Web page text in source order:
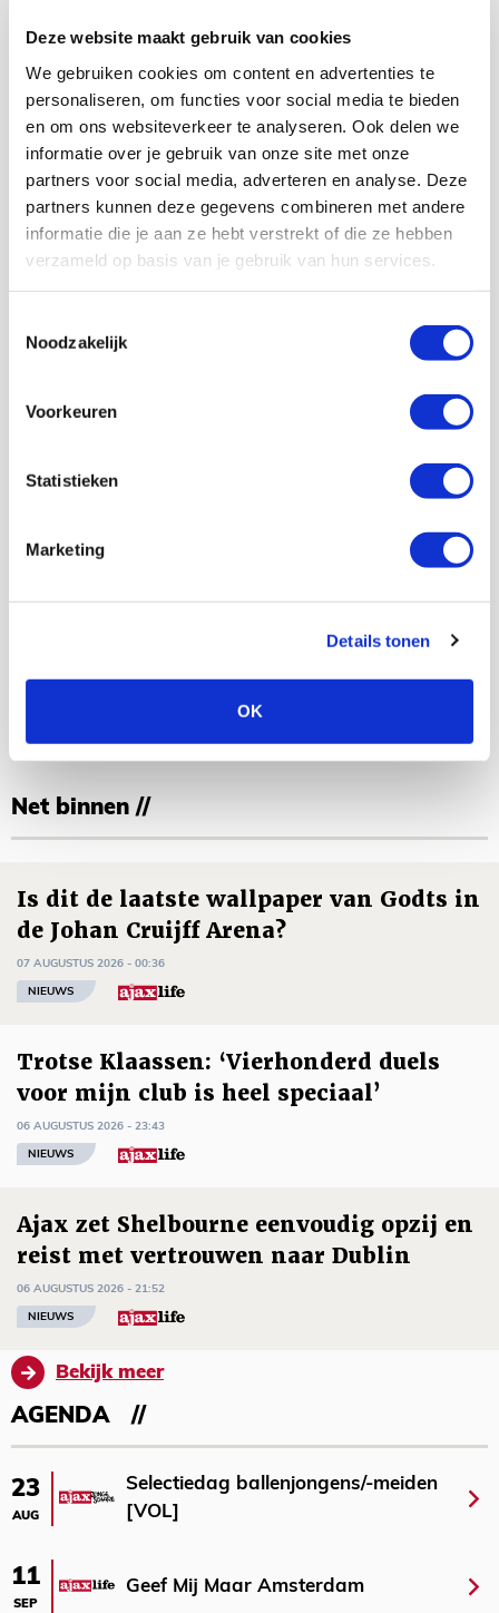
Deze website maakt gebruik van cookies
We gebruiken cookies om content en advertenties te
personaliseren, om functies voor social media te bieden
en om ons websiteverkeer te analyseren. Ook delen we
informatie over je gebruik van onze site met onze
partners voor social media, adverteren en analyse. Deze
partners kunnen deze gegevens combineren met andere
informatie die je aan ze hebt verstrekt of die ze hebben
verzameld op basis van je gebruik van hun services.
Noodzakelijk
Voorkeuren
Statistieken
Marketing
Details tonen
OK
Net binnen //
Is dit de laatste wallpaper van Godts in
de Johan Cruijff Arena?
07 AUGUSTUS 2026 - 00:36
NIEUWS
Trotse Klaassen: ‘Vierhonderd duels
voor mijn club is heel speciaal’
06 AUGUSTUS 2026 - 23:43
NIEUWS
Ajax zet Shelbourne eenvoudig opzij en
reist met vertrouwen naar Dublin
06 AUGUSTUS 2026 - 21:52
NIEUWS
Bekijk meer
AGENDA
23
AUG
Selectiedag ballenjongens/-meiden
[VOL]
11
SEP
Geef Mij Maar Amsterdam